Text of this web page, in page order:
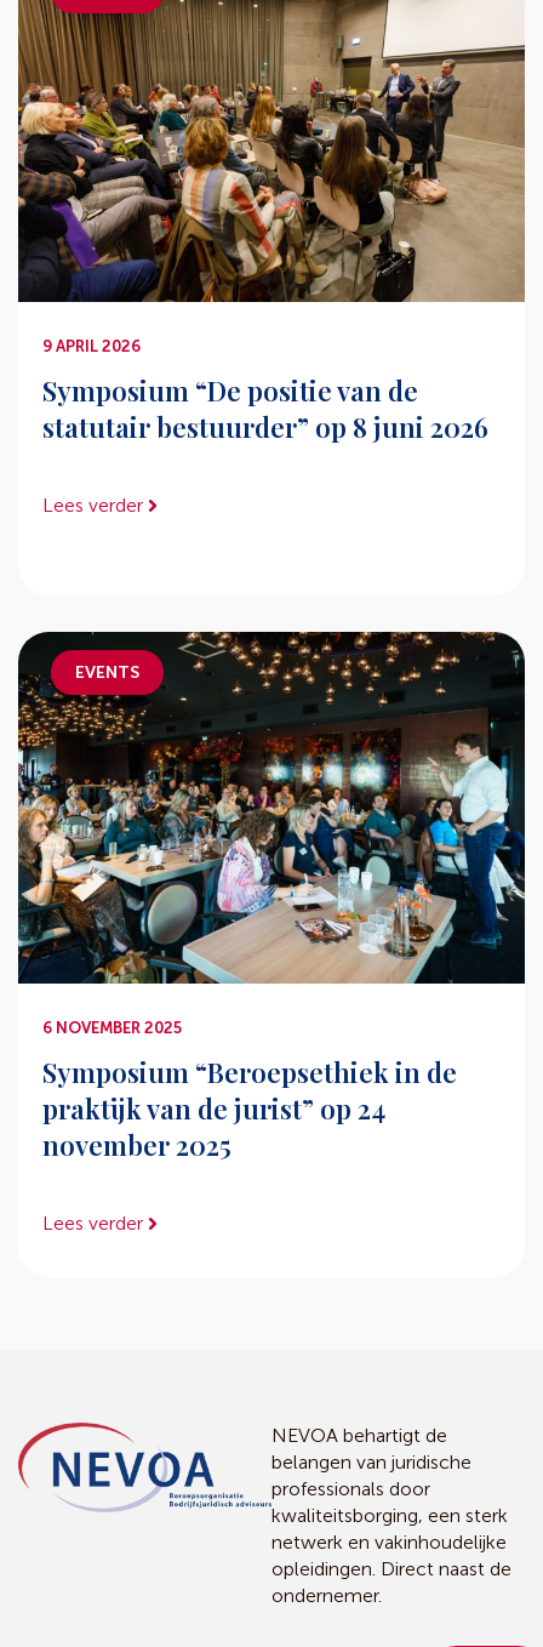
9 APRIL 2026
Symposium “De positie van de
statutair bestuurder” op 8 juni 2026
Lees verder
EVENTS
6 NOVEMBER 2025
Symposium “Beroepsethiek in de
praktijk van de jurist” op 24
november 2025
Lees verder
NEVOA behartigt de
belangen van juridische
professionals door
kwaliteitsborging, een sterk
netwerk en vakinhoudelijke
opleidingen. Direct naast de
ondernemer.